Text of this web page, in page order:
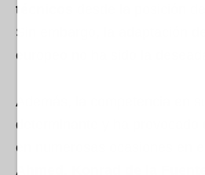
técnicos
Sin embargo, la adaptación
europeo no ha sido la deseada.
Además, la competencia en
determinante y ha provocado
en numerosas ocasiones en
Ahmed, Konrad de la